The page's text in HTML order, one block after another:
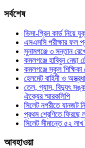
সর্বশেষ
ভিসা-গ্রিন কার্ড নিয়ে
এসএসসি পরীক্ষার ফল
সুনামগঞ্জে ৩ সন্তান
কমলগঞ্জে হাবিবুন নেছা
কমলগঞ্জে স্কুল
হেলমেট বাহিনী ও
তেল, গ্যাস, বিদ্যুৎ
ঐক্যের স্মারকলিপি
সিলেট নগরীতে যানজট
প্রথম শ্রেণিতে ফিরছে
সিলেট সীমান্তে ৫২ লাখ
আবহাওয়া